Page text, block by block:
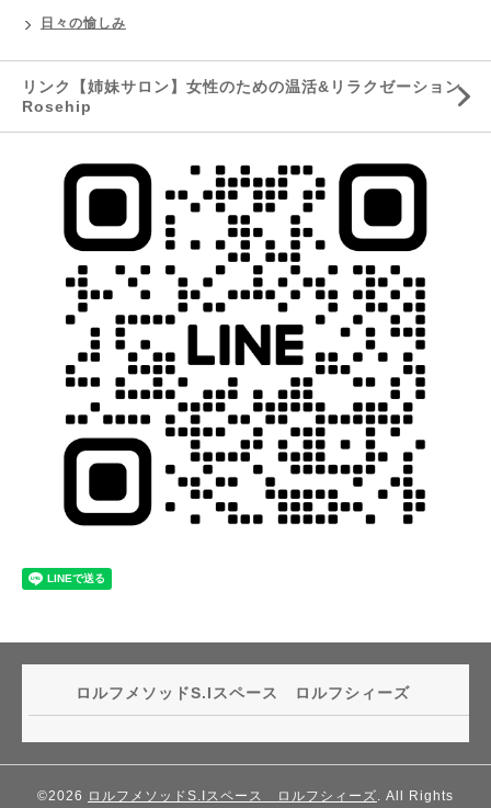
日々の愉しみ
リンク【姉妹サロン】女性のための温活&リラクゼーション
Rosehip
ロルフメソッドS.Iスペース ロルフシィーズ
©2026 ロルフメソッドS.Iスペース ロルフシィーズ. All Rights